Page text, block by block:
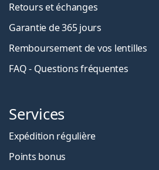
Retours et échanges
Garantie de 365 jours
Remboursement de vos lentilles
FAQ - Questions fréquentes
Services
Expédition régulière
Points bonus